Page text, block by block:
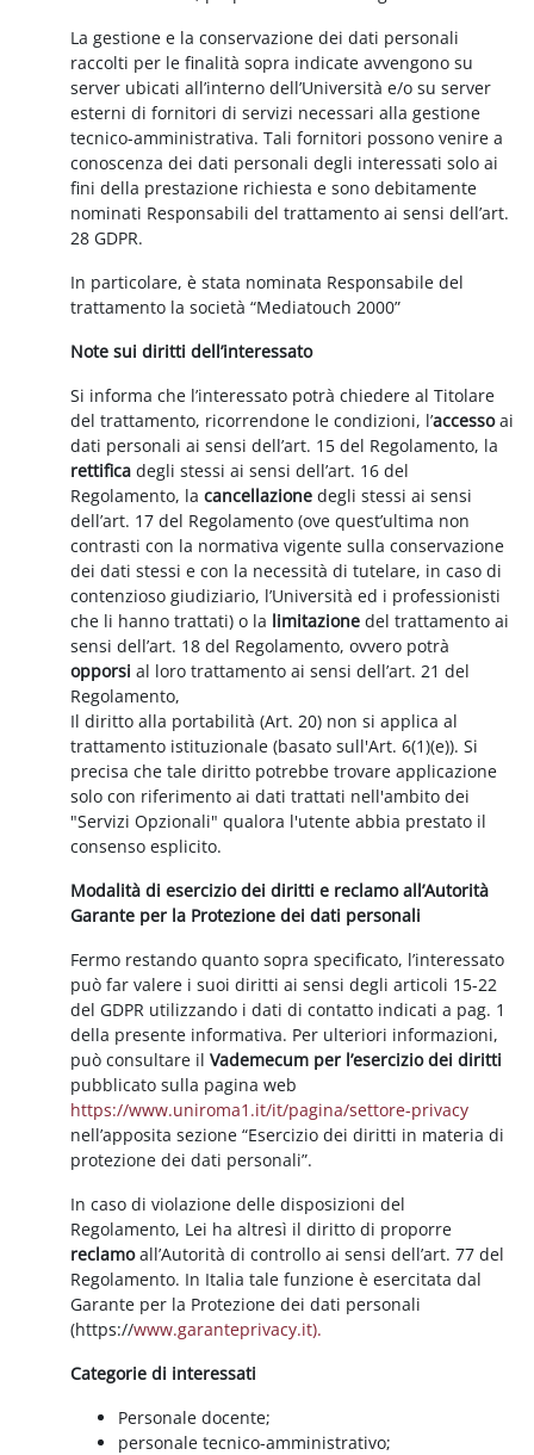
La gestione e la conservazione dei dati personali
raccolti per le finalità sopra indicate avvengono su
server ubicati all’interno dell’Università e/o su server
esterni di fornitori di servizi necessari alla gestione
tecnico-amministrativa. Tali fornitori possono venire a
conoscenza dei dati personali degli interessati solo ai
fini della prestazione richiesta e sono debitamente
nominati Responsabili del trattamento ai sensi dell’art.
28 GDPR.
In particolare, è stata nominata Responsabile del
trattamento la società “Mediatouch 2000”
Note sui diritti dell’interessato
Si informa che l’interessato potrà chiedere al Titolare
del trattamento, ricorrendone le condizioni, l’accessoai
dati personali ai sensi dell’art. 15 del Regolamento, la
rettificadegli stessi ai sensi dell’art. 16 del
Regolamento, lacancellazione degli stessi ai sensi
dell’art. 17 del Regolamento (ove quest’ultima non
contrasti con la normativa vigente sulla conservazione
dei dati stessi e con la necessità di tutelare, in caso di
contenzioso giudiziario, l’Università ed i professionisti
che li hanno trattati) o la limitazione del trattamento ai
sensi dell’art. 18 del Regolamento, ovvero potrà
opporsi al loro trattamento ai sensi dell’art. 21 del
Regolamento,
Il diritto alla portabilità (Art. 20) non si applica al
trattamento istituzionale (basato sull'Art. 6(1)(e)). Si
precisa che tale diritto potrebbe trovare applicazione
solo con riferimento ai dati trattati nell'ambito dei
"Servizi Opzionali" qualora l'utente abbia prestato il
consenso esplicito.
Modalità di esercizio dei diritti e reclamo all’Autorità
Garante per la Protezione dei dati personali
Fermo restando quanto sopra specificato, l’interessato
può far valere i suoi diritti ai sensi degli articoli 15-22
del GDPR utilizzando i dati di contatto indicati a pag. 1
della presente informativa. Per ulteriori informazioni,
può consultare ilVademecum per l’esercizio dei diritti
pubblicato sulla pagina web
https://www.uniroma1.it/it/pagina/settore-privacy
nell’apposita sezione “Esercizio dei diritti in materia di
protezione dei dati personali”.
In caso di violazione delle disposizioni del
Regolamento, Lei ha altresì il diritto di proporre
reclamoall’Autorità di controllo ai sensi dell’art. 77 del
Regolamento. In Italia tale funzione è esercitata dal
Garante per la Protezione dei dati personali
(https://www.garanteprivacy.it).
Categorie di interessati
Personale docente;
personale tecnico-amministrativo;